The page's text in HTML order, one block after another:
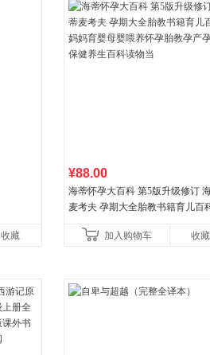
收藏
¥88.00
海蒂怀孕大百科 第5版升级修订
麦考夫 孕期大全胎教书籍育儿百
健养生百科读物当
加入购物车 收藏